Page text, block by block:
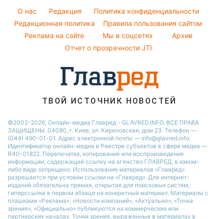
Кейт Миддлтон
Новости Львова
Новости Запорожья
Новости Днепра
Погода на сегодня
Погода на завтра
Пылевая буря
O нас Редакция
Политика конфиденциальности
Редакционная политика
Правила пользования сайтом
Реклама на сайте
Мы в соцсетях
Архив
Отчет о прозрачности JTI
ТВОЙ ИСТОЧНИК НОВОСТЕЙ
©2002-2026, Онлайн-медиа Главред - GLAVRED.INFO. ВСЕ ПРАВА
ЗАЩИЩЕНЫ. 04080, г. Киев, ул. Кириловская, дом 23. Телефон —
(044) 490-01-01. Адрес электронной почты — info@glavred.info.
Идентификатор онлайн-медиа в Реестре cубъектов в сфере медиа —
R40-01822. Перепечатка, копирование или воспроизведение
информации, содержащей ссылку на агенство ГЛАВРЕД, в каком-
либо виде запрещено. Использование материалов «Главред»
разрешается при условии ссылки на «Главред». Для интернет-
изданий обязательна прямая, открытая для поисковых систем,
гиперссылка в первом абзаце на конкретный материал. Материалы с
плашками «Реклама», «Новости компаний», «Актуально», «Точка
зрения», «Официально» публикуются на коммерческих или
партнерских началах. Точки зрения, выраженные в материалах в